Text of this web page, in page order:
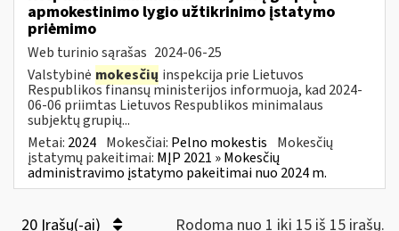
apmokestinimo lygio užtikrinimo įstatymo
priėmimo
Web turinio sąrašas 2024-06-25
Valstybinė mokesčių inspekcija prie Lietuvos
Respublikos finansų ministerijos informuoja, kad 2024-
06-06 priimtas Lietuvos Respublikos minimalaus
subjektų grupių...
Metai: 2024 Mokesčiai: Pelno mokestis Mokesčių
įstatymų pakeitimai: MĮP 2021 » Mokesčių
administravimo įstatymo pakeitimai nuo 2024 m.
20 Įrašų(-ai) Rodoma nuo 1 iki 15 iš 15 irašų.